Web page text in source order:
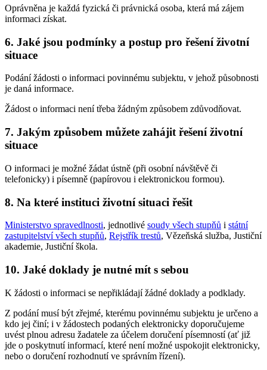
Oprávněna je každá fyzická či právnická osoba, která má zájem
informaci získat.
6. Jaké jsou podmínky a postup pro řešení životní
situace
Podání žádosti o informaci povinnému subjektu, v jehož působnosti
je daná informace.
Žádost o informaci není třeba žádným způsobem zdůvodňovat.
7. Jakým způsobem můžete zahájit řešení životní
situace
O informaci je možné žádat ústně (při osobní návštěvě či
telefonicky) i písemně (papírovou i elektronickou formou).
8. Na které instituci životní situaci řešit
Ministerstvo spravedlnosti, jednotlivé soudy všech stupňů i státní
zastupitelství všech stupňů, Rejstřík trestů, Vězeňská služba, Justiční
akademie, Justiční škola.
10. Jaké doklady je nutné mít s sebou
K žádosti o informaci se nepřikládají žádné doklady a podklady.
Z podání musí být zřejmé, kterému povinnému subjektu je určeno a
kdo jej činí; i v žádostech podaných elektronicky doporučujeme
uvést plnou adresu žadatele za účelem doručení písemností (ať již
jde o poskytnutí informací, které není možné uspokojit elektronicky,
nebo o doručení rozhodnutí ve správním řízení).